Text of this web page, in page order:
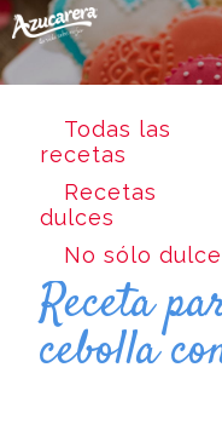
Todas las
recetas
Recetas
dulces
No sólo dulce
Receta
cebolla